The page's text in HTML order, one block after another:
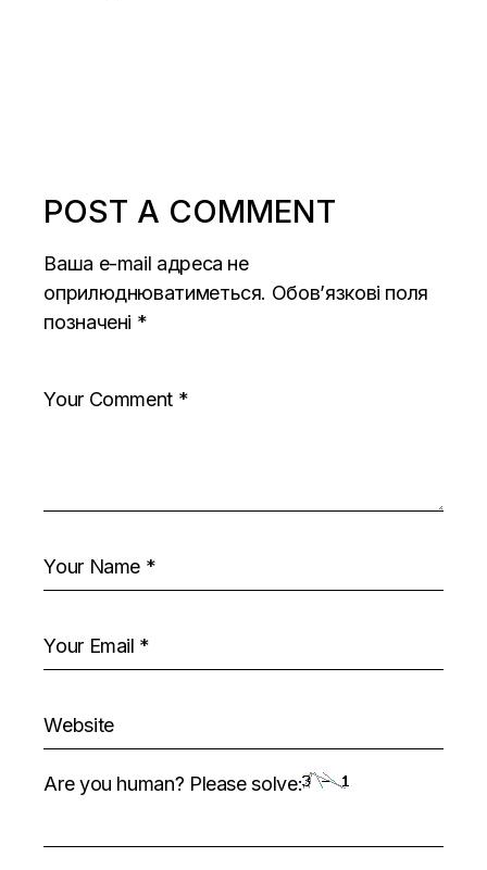
POST A COMMENT
Ваша e-mail адреса не
оприлюднюватиметься. Обов’язкові поля
позначені *
Are you human? Please solve: